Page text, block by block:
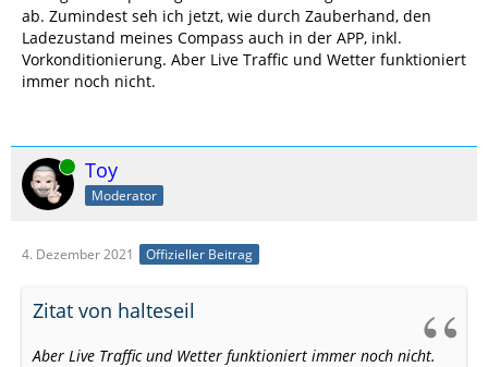
ab. Zumindest seh ich jetzt, wie durch Zauberhand, den
Ladezustand meines Compass auch in der APP, inkl.
Vorkonditionierung. Aber Live Traffic und Wetter funktioniert
immer noch nicht.
Online Toy
Moderator
4. Dezember 2021 Offizieller Beitrag
Zitat von halteseil
Aber Live Traffic und Wetter funktioniert immer noch nicht.